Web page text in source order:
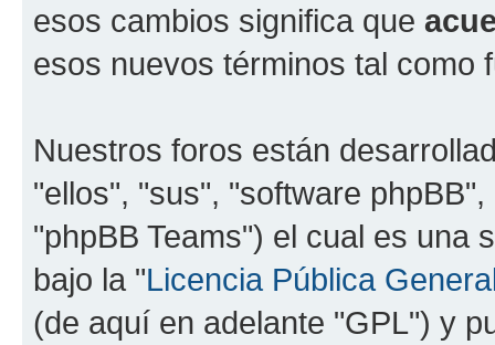
esos cambios significa que
esos nuevos términos tal como
Nuestros foros están
"ellos", "sus", "software
"phpBB Teams") el cual es una
bajo la "Licencia Pública
(de aquí en adelante "GPL") y